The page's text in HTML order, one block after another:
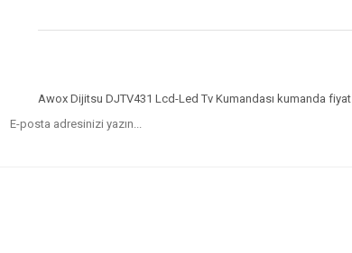
Awox Dijitsu DJTV431 Lcd-Led Tv Kumandası kumanda fiyat